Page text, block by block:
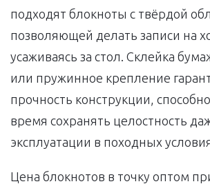
подходят блокноты с твёрдой
позволяющей делать записи на
усаживаясь за стол. Склейка
или пружинное крепление
прочность конструкции,
время сохранять целостность
эксплуатации в походных
Цена блокнотов в точку оптом